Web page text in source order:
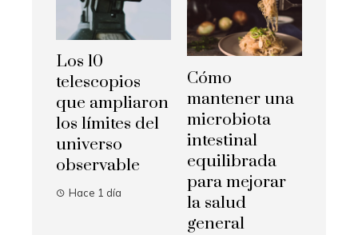
Los 10
telescopios
que ampliaron
los límites del
universo
observable
Hace 1 día
Cómo
mantener una
microbiota
intestinal
equilibrada
para mejorar
la salud
general